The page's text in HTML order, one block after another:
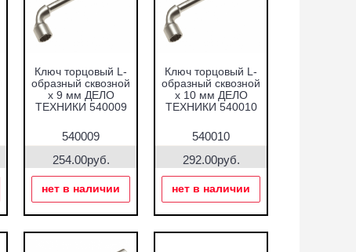
Ключ торцовый L-
образный сквозной
х 9 мм ДЕЛО
ТЕХНИКИ 540009
540009
254.00руб.
нет в наличии
Ключ торцовый L-
образный сквозной
х 10 мм ДЕЛО
ТЕХНИКИ 540010
540010
292.00руб.
нет в наличии